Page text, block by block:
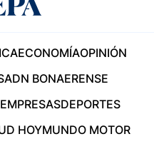
ECONOMÍAOPINIÓN
ADN BONAERENSE
EMPRESASDEPORTES
HOYMUNDO MOTOR